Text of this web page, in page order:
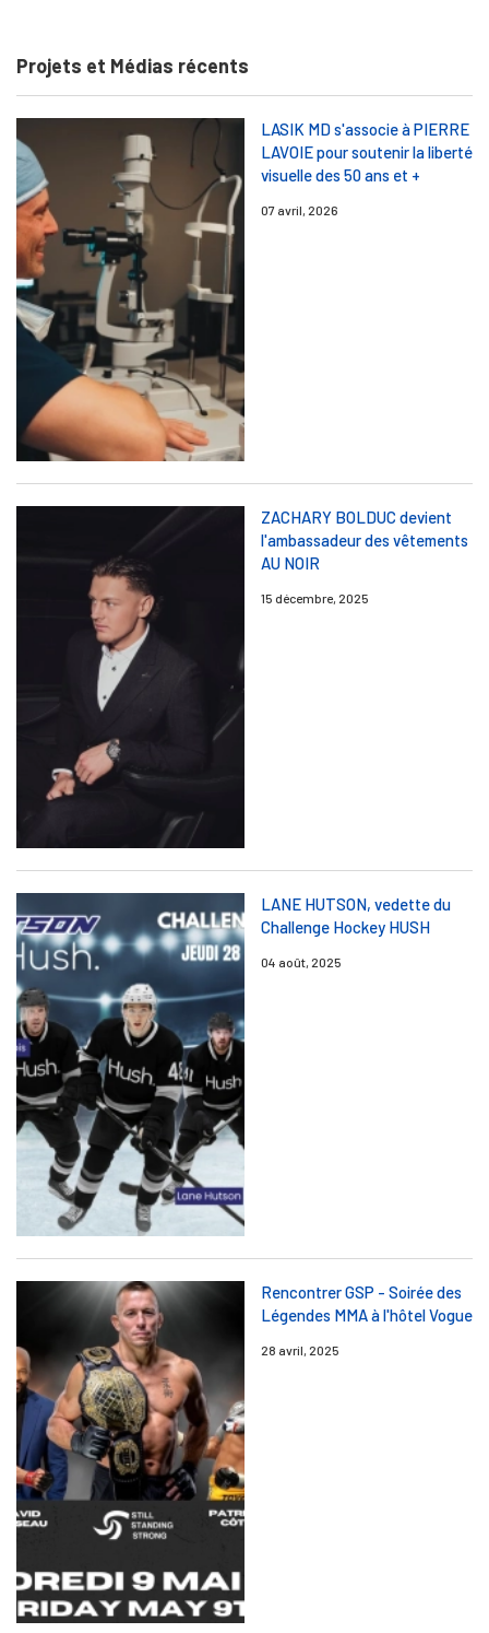
Projets et Médias récents
LASIK MD s'associe à PIERRE
LAVOIE pour soutenir la liberté
visuelle des 50 ans et +
07 avril, 2026
ZACHARY BOLDUC devient
l'ambassadeur des vêtements
AU NOIR
15 décembre, 2025
LANE HUTSON, vedette du
Challenge Hockey HUSH
04 août, 2025
Rencontrer GSP - Soirée des
Légendes MMA à l'hôtel Vogue
28 avril, 2025